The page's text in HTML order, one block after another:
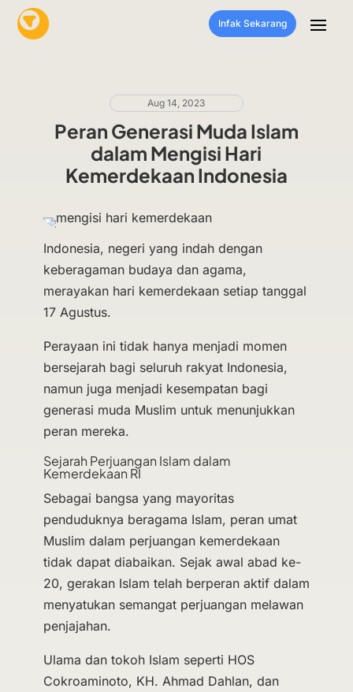
Infak Sekarang
Aug 14, 2023
Peran Generasi Muda Islam
dalam Mengisi Hari
Kemerdekaan Indonesia
Indonesia, negeri yang indah dengan
keberagaman budaya dan agama,
merayakan hari kemerdekaan setiap tanggal
17 Agustus.
Perayaan ini tidak hanya menjadi momen
bersejarah bagi seluruh rakyat Indonesia,
namun juga menjadi kesempatan bagi
generasi muda Muslim untuk menunjukkan
peran mereka.
Sejarah Perjuangan Islam dalam
Kemerdekaan RI
Sebagai bangsa yang mayoritas
penduduknya beragama Islam, peran umat
Muslim dalam perjuangan kemerdekaan
tidak dapat diabaikan. Sejak awal abad ke-
20, gerakan Islam telah berperan aktif dalam
menyatukan semangat perjuangan melawan
penjajahan.
Ulama dan tokoh Islam seperti HOS
Cokroaminoto, KH. Ahmad Dahlan, dan